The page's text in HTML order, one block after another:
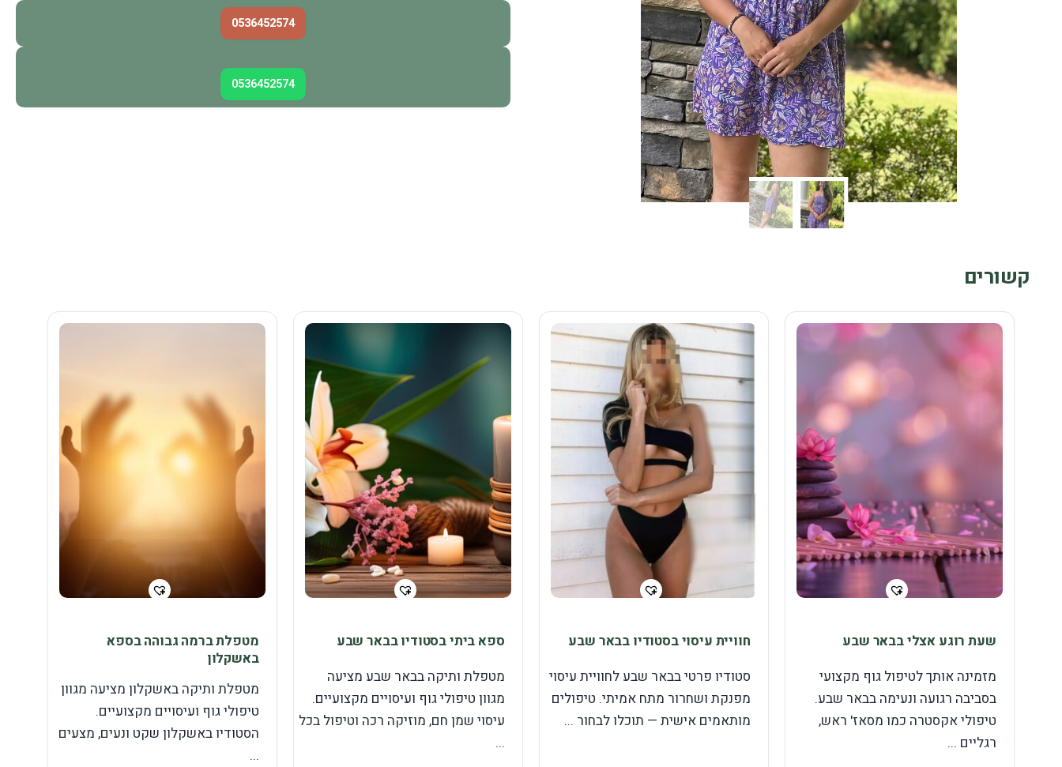
0536452574
0536452574
קשורים
שעת רוגע אצלי בבאר שבע
מזמינה אותך לטיפול גוף מקצועי
בסביבה רגועה ונעימה בבאר שבע.
טיפולי אקסטרה כמו מסאז' ראש,
רגליים ...
חוויית עיסוי בסטודיו בבאר שבע
סטודיו פרטי בבאר שבע לחוויית עיסוי
מפנקת ושחרור מתח אמיתי. טיפולים
מותאמים אישית — תוכלו לבחור ...
ספא ביתי בסטודיו בבאר שבע
מטפלת ותיקה בבאר שבע מציעה
מגוון טיפולי גוף ועיסויים מקצועיים.
עיסוי שמן חם, מוזיקה רכה וטיפול בכל
...
מטפלת ברמה גבוהה בספא
באשקלון
מטפלת ותיקה באשקלון מציעה מגוון
טיפולי גוף ועיסויים מקצועיים.
הסטודיו באשקלון שקט ונעים, מצעים
...